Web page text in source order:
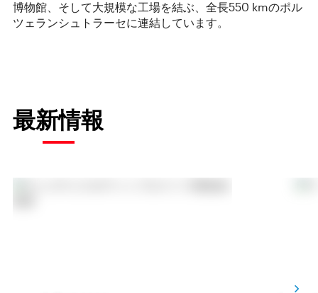
博物館、そして大規模な工場を結ぶ、全長550 kmのポル
ツェランシュトラーセに連結しています。
最新情報